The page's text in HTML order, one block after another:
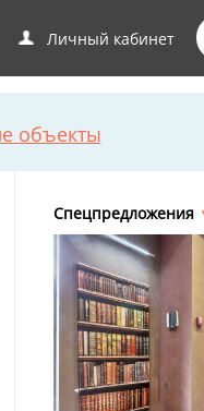
Личный кабинет
объекты
Спецпредложения